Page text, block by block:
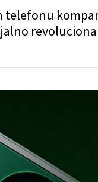
telefonu